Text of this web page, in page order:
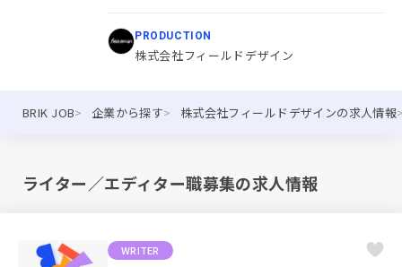
PRODUCTION
株式会社フィールドデザイン
BRIK JOB 企業から探す 株式会社フィールドデザインの求人情報
ライター／エディター職募集の求人情報
WRITER